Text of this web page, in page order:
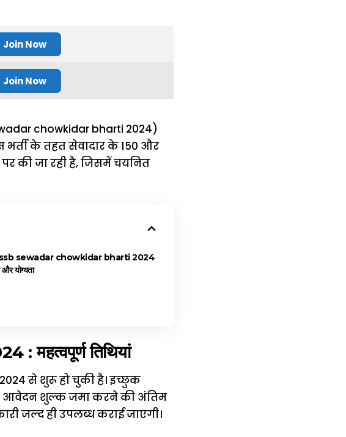
Join Now
Join Now
chowkidar bharti 2024)
भर्ती के तहत सेवादार के 150 और
पर की जा रही है, जिसमें चयनित
sewadar chowkidar bharti 2024
योग्यता
तिथियां
से शुरू हो चुकी है। इच्छुक
आवेदन शुल्क जमा करने की अंतिम
जल्द ही उपलब्ध कराई जाएगी।